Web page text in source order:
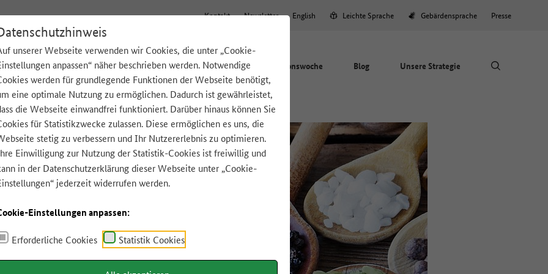
unserer Webseite verwenden wir Cookies, die unter „Cookie-
anpassen“ näher beschrieben werden. Notwendige
werden für grundlegende Funktionen der Webseite benötigt,
eine optimale Nutzung zu ermöglichen. Dadurch ist gewährleistet,
die Webseite einwandfrei funktioniert. Darüber hinaus können Sie
für Statistikzwecke zulassen. Diese ermöglichen es uns, die
stetig zu verbessern und Ihr Nutzererlebnis zu optimieren.
Einwilligung zur Nutzung der Statistik-Cookies ist freiwillig und
in der Datenschutzerklärungdieser Webseite unter „Cookie-
jederzeit widerrufen werden.
Einstellungen anpassen:
Erforderliche Cookies Statistik Cookies
Kontakt Newsletter English Leichte Sprache Gebärdensprache Presse
Tipps für zu Hause Lebensmittel A-Z App Aktionswoche Blog Unsere Strategie